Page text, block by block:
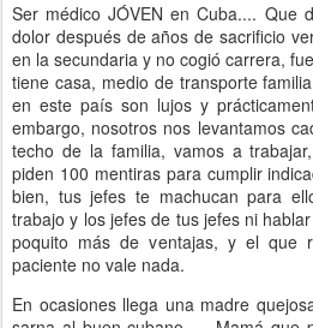
Ser médico JÓVEN en Cuba.... Que
dolor después de años de sacrificio
en la secundaria y no cogió carrera,
tiene casa, medio de transporte
en este país son lujos y
embargo, nosotros nos levantamos
techo de la familia, vamos a
piden 100 mentiras para cumplir
bien, tus jefes te machucan para
trabajo y los jefes de tus jefes ni
poquito más de ventajas, y el que
paciente no vale nada.
En ocasiones llega una madre